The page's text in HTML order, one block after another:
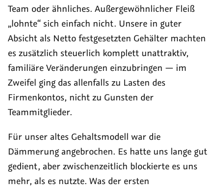
Team oder ähnliches. Außergewöhnlicher Fleiß
„lohnte“ sich einfach nicht. Unsere in guter
Absicht als Netto festgesetzten Gehälter machten
es zusätzlich steuerlich komplett unattraktiv,
familiäre Veränderungen einzubringen — im
Zweifel ging das allenfalls zu Lasten des
Firmenkontos, nicht zu Gunsten der
Teammitglieder.
Für unser altes Gehaltsmodell war die
Dämmerung angebrochen. Es hatte uns lange gut
gedient, aber zwischenzeitlich blockierte es uns
mehr, als es nutzte. Was der ersten